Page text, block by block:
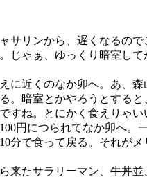
サリンから、遅くなるので
じゃぁ、ゆっくり暗室して
に近くのなか卯へ。あ、森
。暗室とかやろうとすると
すね。とにかく食えりゃい
円につられてなか卯へ。
分で食って戻る。それがメ
来たサラリーマン、牛丼並